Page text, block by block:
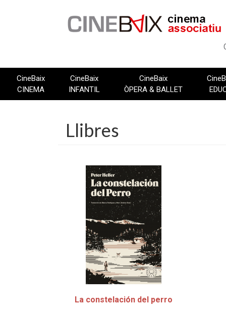
CineBaix
CINEMA
CineBaix
INFANTIL
CineBaix
ÒPERA & BALLET
Llibres
La constelación del perro